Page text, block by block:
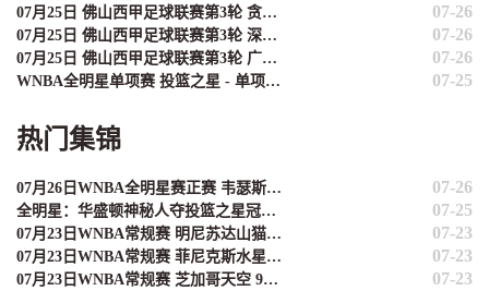
07月25日 佛山西甲足球联赛第3轮 贪玩游戏 VS 广州戴拿模 全场录像 07-26
07月25日 佛山西甲足球联赛第3轮 深圳赛卓 VS 广东凤铝 全场录像 07-26
07月25日 佛山西甲足球联赛第3轮 广州英华思力U17 VS 三水强鸿轩青年 全场录像 07-26
WNBA全明星单项赛 投篮之星 - 单项赛 全场录像 07-25
热门集锦
07月26日WNBA全明星赛正赛 韦瑟斯庞队129-122库珀队 全场集锦 07-26
全明星：华盛顿神秘人夺投篮之星冠军！福德夺得三分大赛冠军！ 07-25
07月23日WNBA常规赛 明尼苏达山猫 86 - 76 西雅图风暴 集锦 07-23
07月23日WNBA常规赛 菲尼克斯水星 86 - 82 洛杉矶火花 集锦 07-23
07月23日WNBA常规赛 芝加哥天空 94 - 95 纽约自由人 集锦 07-23